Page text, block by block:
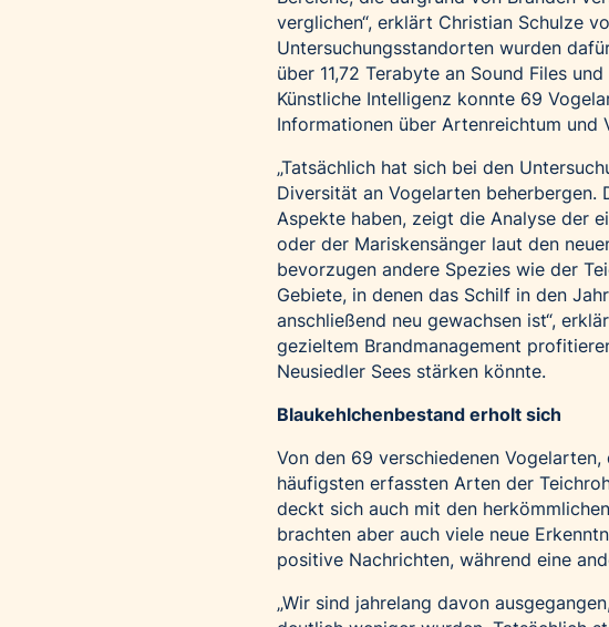
verglichen“, erklärt Christian Schulze
Untersuchungsstandorten wurden
über 11,72 Terabyte an Sound Files
Künstliche Intelligenz konnte 69
Informationen über Artenreichtum und
„Tatsächlich hat sich bei den
Diversität an Vogelarten
Aspekte haben, zeigt die Analyse der
oder der Mariskensänger laut den
bevorzugen andere Spezies wie der
Gebiete, in denen das Schilf in den
anschließend neu gewachsen ist“,
gezieltem Brandmanagement
Neusiedler Sees stärken könnte.
Blaukehlchenbestand erholt sich
Von den 69 verschiedenen
häufigsten erfassten Arten der
deckt sich auch mit den
brachten aber auch viele neue
positive Nachrichten, während eine
„Wir sind jahrelang davon